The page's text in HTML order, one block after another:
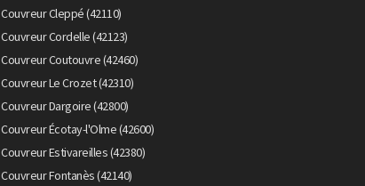
Couvreur Cleppé (42110)
Couvreur Cordelle (42123)
Couvreur Coutouvre (42460)
Couvreur Le Crozet (42310)
Couvreur Dargoire (42800)
Couvreur Écotay-l'Olme (42600)
Couvreur Estivareilles (42380)
Couvreur Fontanès (42140)